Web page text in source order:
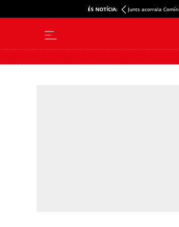
ÉS NOTÍCIA: Junts acorrala Comín